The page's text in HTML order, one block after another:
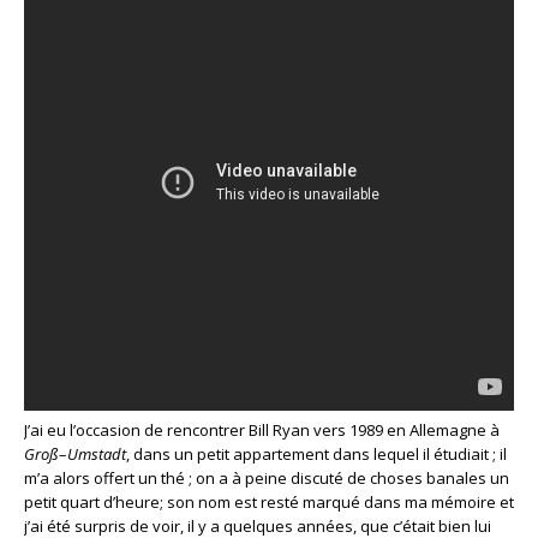
J’ai eu l’occasion de rencontrer Bill Ryan vers 1989 en Allemagne à
Groß–Umstadt, dans un petit appartement dans lequel il étudiait ; il
m’a alors offert un thé ; on a à peine discuté de choses banales un
petit quart d’heure; son nom est resté marqué dans ma mémoire et
j’ai été surpris de voir, il y a quelques années, que c’était bien lui